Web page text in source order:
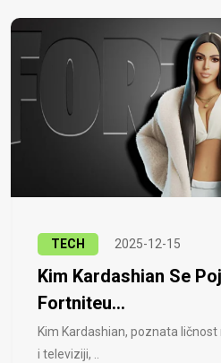
TECH 2025-12-15
Kim Kardashian Se
Fortniteu...
Kim Kardashian, poznata
i televiziji, ..